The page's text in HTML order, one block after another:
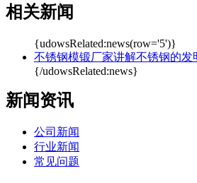
相关新闻
{udowsRelated:news(row='5')}
不锈钢模锻厂家讲解不锈钢的发
{/udowsRelated:news}
新闻资讯
公司新闻
行业新闻
常见问题